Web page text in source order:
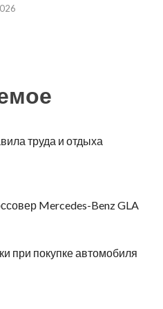
труда и отдыха
Mercedes-Benz GLA
при покупке автомобиля